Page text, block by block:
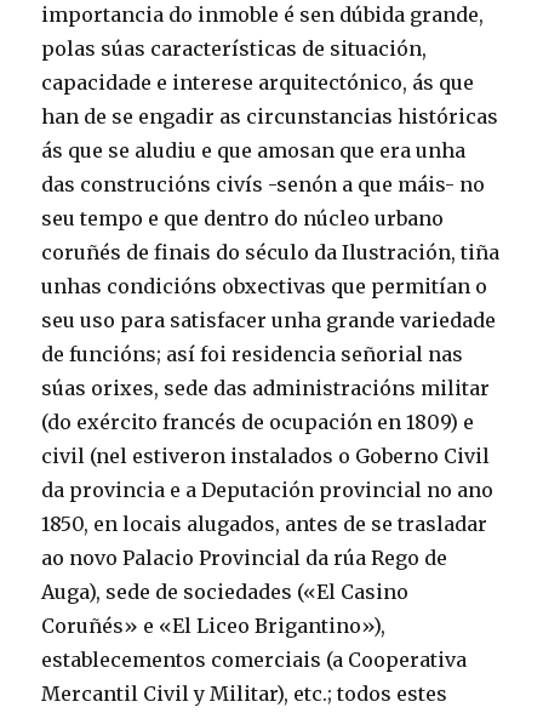
importancia do inmoble é sen dúbida grande,
polas súas características de situación,
capacidade e interese arquitectónico, ás que
han de se engadir as circunstancias históricas
ás que se aludiu e que amosan que era unha
das construcións civís -senón a que máis- no
seu tempo e que dentro do núcleo urbano
coruñés de finais do século da Ilustración, tiña
unhas condicións obxectivas que permitían o
seu uso para satisfacer unha grande variedade
de funcións; así foi residencia señorial nas
súas orixes, sede das administracións militar
(do exército francés de ocupación en 1809) e
civil (nel estiveron instalados o Goberno Civil
da provincia e a Deputación provincial no ano
1850, en locais alugados, antes de se trasladar
ao novo Palacio Provincial da rúa Rego de
Auga), sede de sociedades («El Casino
Coruñés» e «El Liceo Brigantino»),
establecementos comerciais (a Cooperativa
Mercantil Civil y Militar), etc.; todos estes